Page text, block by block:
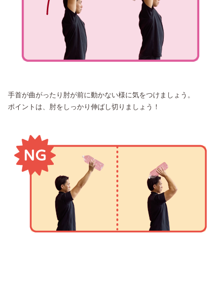
手首が曲がったり肘が前に動かない様に気をつけましょう。
ポイントは、肘をしっかり伸ばし切りましょう！